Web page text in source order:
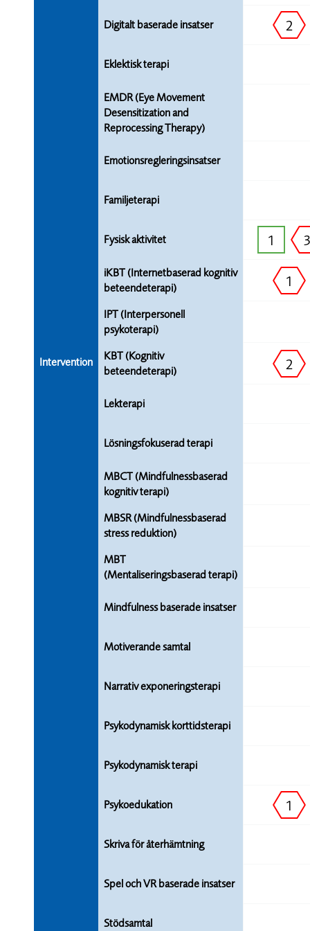
Intervention
Digitalt baserade insatser 2
Eklektisk terapi
EMDR (Eye Movement
Desensitization and
Reprocessing Therapy)
Emotionsregleringsinsatser
Familjeterapi
Fysisk aktivitet 1 3
iKBT (Internetbaserad kognitiv
beteendeterapi)
1
IPT (Interpersonell
psykoterapi)
KBT (Kognitiv
beteendeterapi)
2
Lekterapi
Lösningsfokuserad terapi
MBCT (Mindfulnessbaserad
kognitiv terapi)
MBSR (Mindfulnessbaserad
stress reduktion)
MBT
(Mentaliseringsbaserad terapi)
Mindfulness baserade insatser
Motiverande samtal
Narrativ exponeringsterapi
Psykodynamisk korttidsterapi
Psykodynamisk terapi
Psykoedukation 1
Skriva för återhämtning
Spel och VR baserade insatser
Stödsamtal